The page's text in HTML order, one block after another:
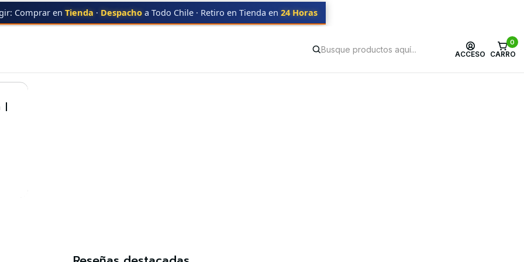
ACCESO
0
CARRO
Comprar en Tienda · Despacho a Todo Chile · Retiro en Tienda en 24 Horas
CE313A MAGENTA
|